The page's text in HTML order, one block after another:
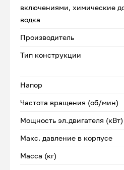
включениями, химические
водка
Производитель
Тип конструкции
Напор
Частота вращения (об/мин)
Мощность эл.двигателя (кВт)
Макс. давление в корпусе
Масса (кг)